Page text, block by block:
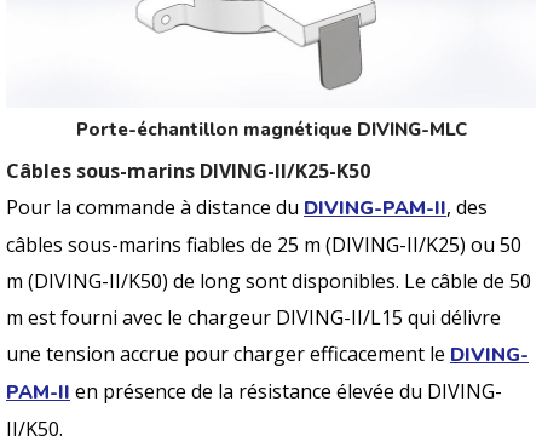
Porte-échantillon magnétique DIVING-MLC
Câbles sous-marins DIVING-II/K25-K50
Pour la commande à distance du DIVING-PAM-II, des
câbles sous-marins fiables de 25 m (DIVING-II/K25) ou 50
m (DIVING-II/K50) de long sont disponibles. Le câble de 50
m est fourni avec le chargeur DIVING-II/L15 qui délivre
une tension accrue pour charger efficacement le DIVING-
PAM-II en présence de la résistance élevée du DIVING-
II/K50.